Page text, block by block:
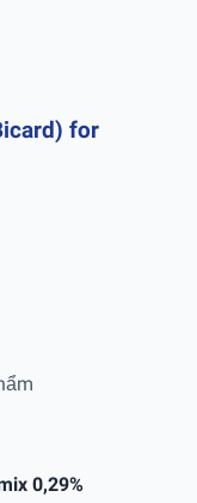
for
0,29%